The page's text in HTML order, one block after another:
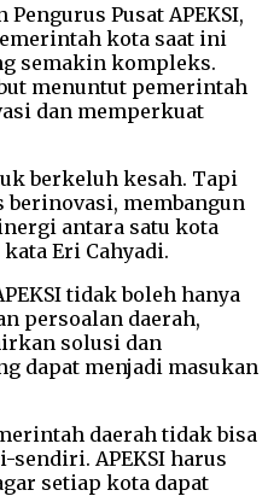
Pusat APEKSI,
kota saat ini
semakin kompleks.
menuntut pemerintah
dan memperkuat
berkeluh kesah. Tapi
membangun
antara satu kota
Eri Cahyadi.
tidak boleh hanya
persoalan daerah,
solusi dan
dapat menjadi masukan
daerah tidak bisa
APEKSI harus
setiap kota dapat